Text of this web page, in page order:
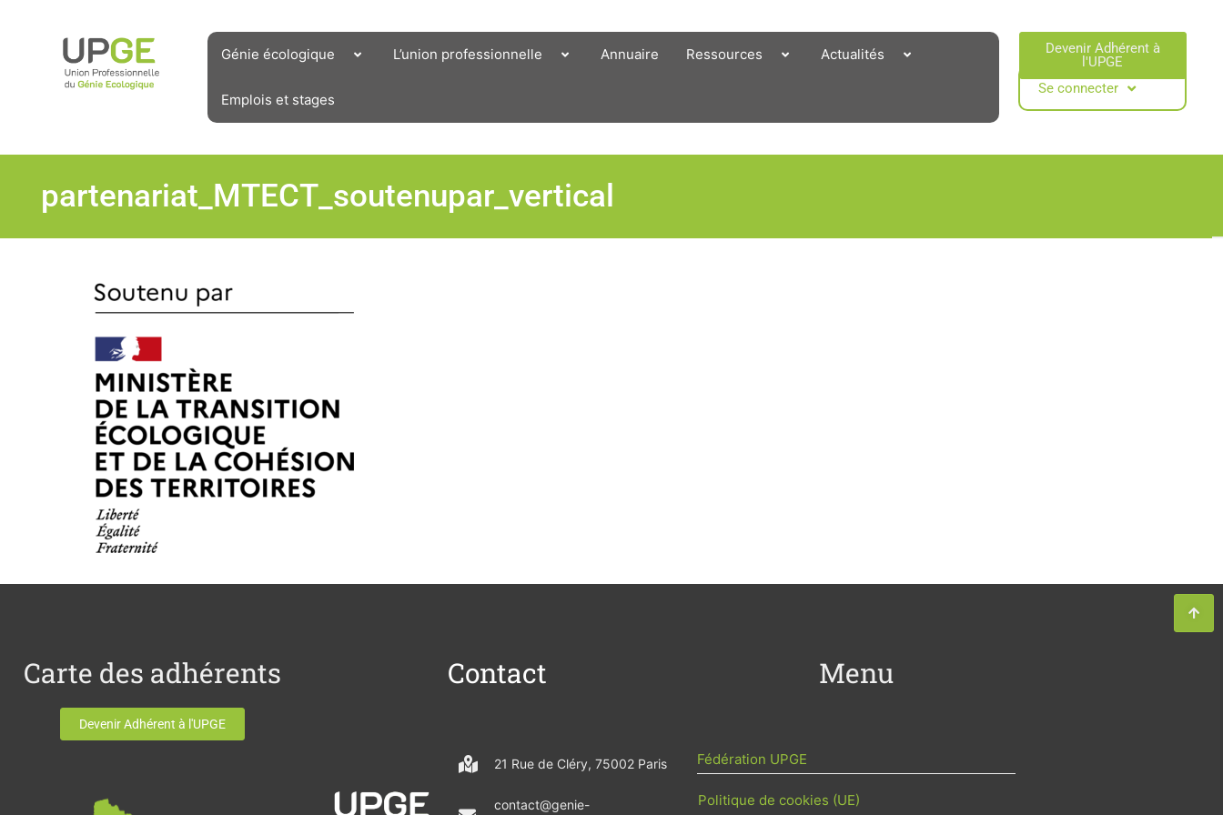
Génie écologique L’union professionnelle Annuaire Ressources Actualités
Emplois et stages
Devenir Adhérent à
l'UPGE​
Se connecter
partenariat_MTECT_soutenupar_vertical
Carte des adhérents
Devenir Adhérent à l'UPGE
Contact
21 Rue de Cléry, 75002 Paris
contact@genie-
Menu
Fédération UPGE
Politique de cookies (UE)